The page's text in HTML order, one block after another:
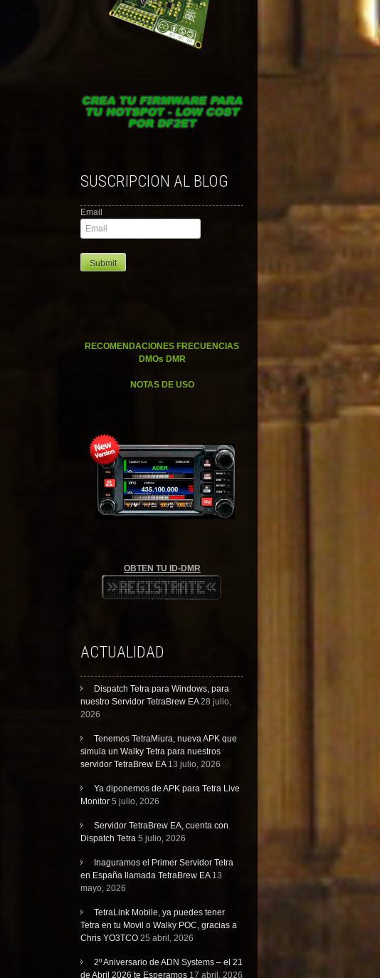
SUSCRIPCION AL BLOG
Email
RECOMENDACIONES FRECUENCIAS
DMOs DMR
NOTAS DE USO
OBTEN TU ID-DMR
ACTUALIDAD
Dispatch Tetra para Windows, para
nuestro Servidor TetraBrew EA 28 julio,
2026
Tenemos TetraMiura, nueva APK que
simula un Walky Tetra para nuestros
servidor TetraBrew EA 13 julio, 2026
Ya diponemos de APK para Tetra Live
Monitor 5 julio, 2026
Servidor TetraBrew EA, cuenta con
Dispatch Tetra 5 julio, 2026
Inaguramos el Primer Servidor Tetra
en España llamada TetraBrew EA 13
mayo, 2026
TetraLink Mobile, ya puedes tener
Tetra en tu Movil o Walky POC, gracias a
Chris YO3TCO 25 abril, 2026
2º Aniversario de ADN Systems – el 21
de Abril 2026 te Esperamos 17 abril, 2026